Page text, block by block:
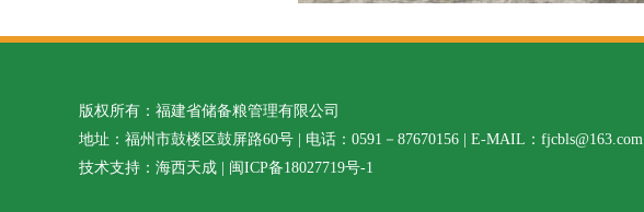
版权所有：福建省储备粮管理有限公司
地址：福州市鼓楼区鼓屏路60号 | 电话：0591－87670156 | E-MAIL：fjcbls@163.com
技术支持：海西天成
闽ICP备18027719号-1